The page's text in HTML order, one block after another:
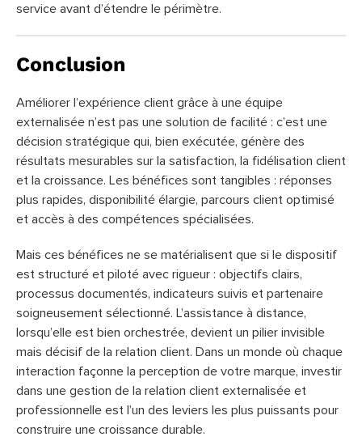
service avant d’étendre le périmètre.
Conclusion
Améliorer l’expérience client grâce à une équipe
externalisée n’est pas une solution de facilité : c’est une
décision stratégique qui, bien exécutée, génère des
résultats mesurables sur la satisfaction, la fidélisation client
et la croissance. Les bénéfices sont tangibles : réponses
plus rapides, disponibilité élargie, parcours client optimisé
et accès à des compétences spécialisées.
Mais ces bénéfices ne se matérialisent que si le dispositif
est structuré et piloté avec rigueur : objectifs clairs,
processus documentés, indicateurs suivis et partenaire
soigneusement sélectionné. L’assistance à distance,
lorsqu’elle est bien orchestrée, devient un pilier invisible
mais décisif de la relation client. Dans un monde où chaque
interaction façonne la perception de votre marque, investir
dans une gestion de la relation client externalisée et
professionnelle est l’un des leviers les plus puissants pour
construire une croissance durable.